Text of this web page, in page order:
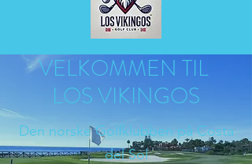
VELKOMMEN TIL
LOS VIKINGOS
Den norske Golfklubben på Costa
del Sol